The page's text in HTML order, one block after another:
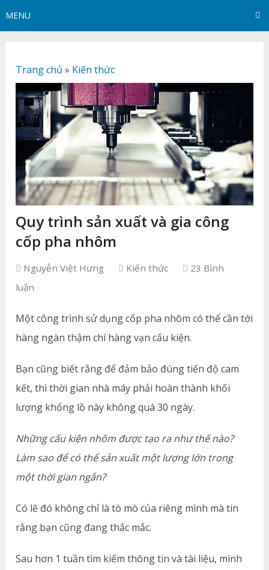
MENU
Trang chủ » Kiến thức
Quy trình sản xuất và gia công
cốp pha nhôm
Nguyễn Việt Hưng Kiến thức
23 Bình
luận
Một công trình sử dụng cốp pha nhôm có thể cần tới
hàng ngàn thậm chí hàng vạn cấu kiện.
Bạn cũng biết rằng để đảm bảo đúng tiến độ cam
kết, thì thời gian nhà máy phải hoàn thành khối
lượng khổng lồ này không quá 30 ngày.
Những cấu kiện nhôm được tạo ra như thế nào?
Làm sao để có thể sản xuất một lượng lớn trong
một thời gian ngắn?
Có lẽ đó không chỉ là tò mò của riêng mình mà tin
rằng bạn cũng đang thắc mắc.
Sau hơn 1 tuần tìm kiếm thông tin và tài liệu, mình